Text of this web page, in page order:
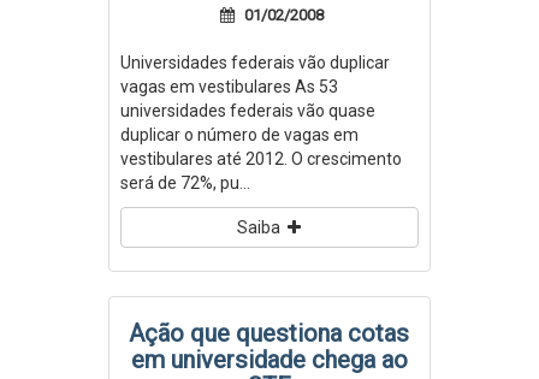
01/02/2008
Universidades federais vão duplicar
vagas em vestibulares As 53
universidades federais vão quase
duplicar o número de vagas em
vestibulares até 2012. O crescimento
será de 72%, pu...
Saiba
Ação que questiona cotas
em universidade chega ao